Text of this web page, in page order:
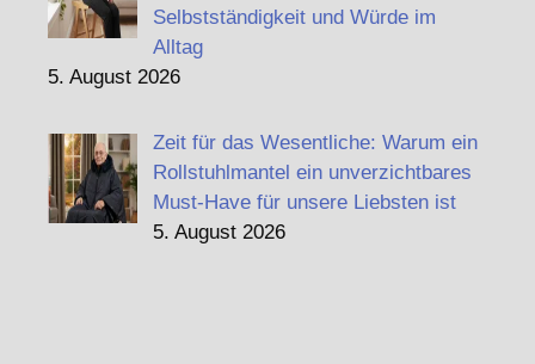
Selbstständigkeit und Würde im
Alltag
5. August 2026
Zeit für das Wesentliche: Warum ein
Rollstuhlmantel ein unverzichtbares
Must-Have für unsere Liebsten ist
5. August 2026